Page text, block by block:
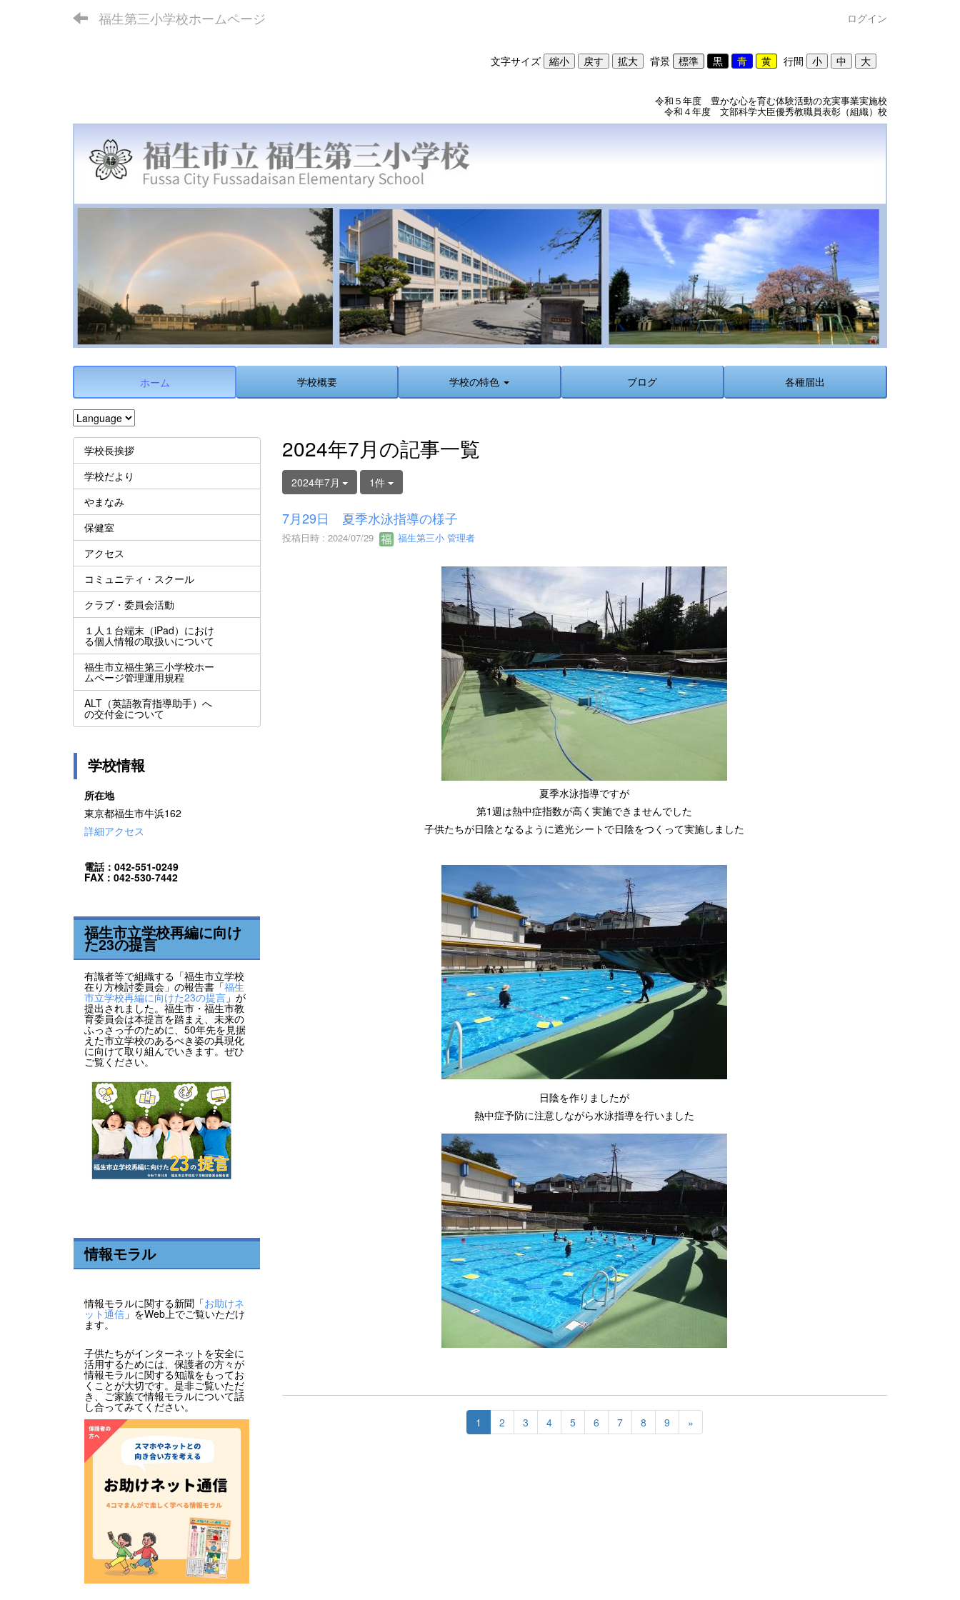
福生第三小学校ホームページ ログイン
文字サイズ 背景 行間
令和５年度 豊かな心を育む体験活動の充実事業実施校
令和４年度 文部科学大臣優秀教職員表彰（組織）校
ホーム 学校概要 学校の特色 ブログ 各種届出
2024年7月の記事一覧
2024年7月 1件
7月29日 夏季水泳指導の様子
投稿日時 : 2024/07/29 福生第三小 管理者
夏季水泳指導ですが
第1週は熱中症指数が高く実施できませんでした
子供たちが日陰となるように遮光シートで日陰をつくって実施しました
日陰を作りましたが
熱中症予防に注意しながら水泳指導を行いました
1 2 3 4 5 6 7 8 9 »
学校長挨拶
学校だより
やまなみ
保健室
アクセス
コミュニティ・スクール
クラブ・委員会活動
１人１台端末（iPad）におけ
る個人情報の取扱いについて
福生市立福生第三小学校ホー
ムページ管理運用規程
ALT（英語教育指導助手）へ
の交付金について
学校情報
所在地
東京都福生市牛浜162
詳細アクセス
電話：042-551-0249
FAX：042-530-7442
福生市立学校再編に向け
た23の提言
有識者等で組織する「福生市立学校
在り方検討委員会」の報告書「福生
市立学校再編に向けた23の提言」が
提出されました。福生市・福生市教
育委員会は本提言を踏まえ、未来の
ふっさっ子のために、50年先を見据
えた市立学校のあるべき姿の具現化
に向けて取り組んでいきます。ぜひ
ご覧ください。
情報モラル
情報モラルに関する新聞「お助けネ
ット通信 」をWeb上でご覧いただけ
ます。
子供たちがインターネットを安全に
活用するためには、保護者の方々が
情報モラルに関する知識をもってお
くことが大切です。是非ご覧いただ
き、ご家族で情報モラルについて話
し合ってみてください。